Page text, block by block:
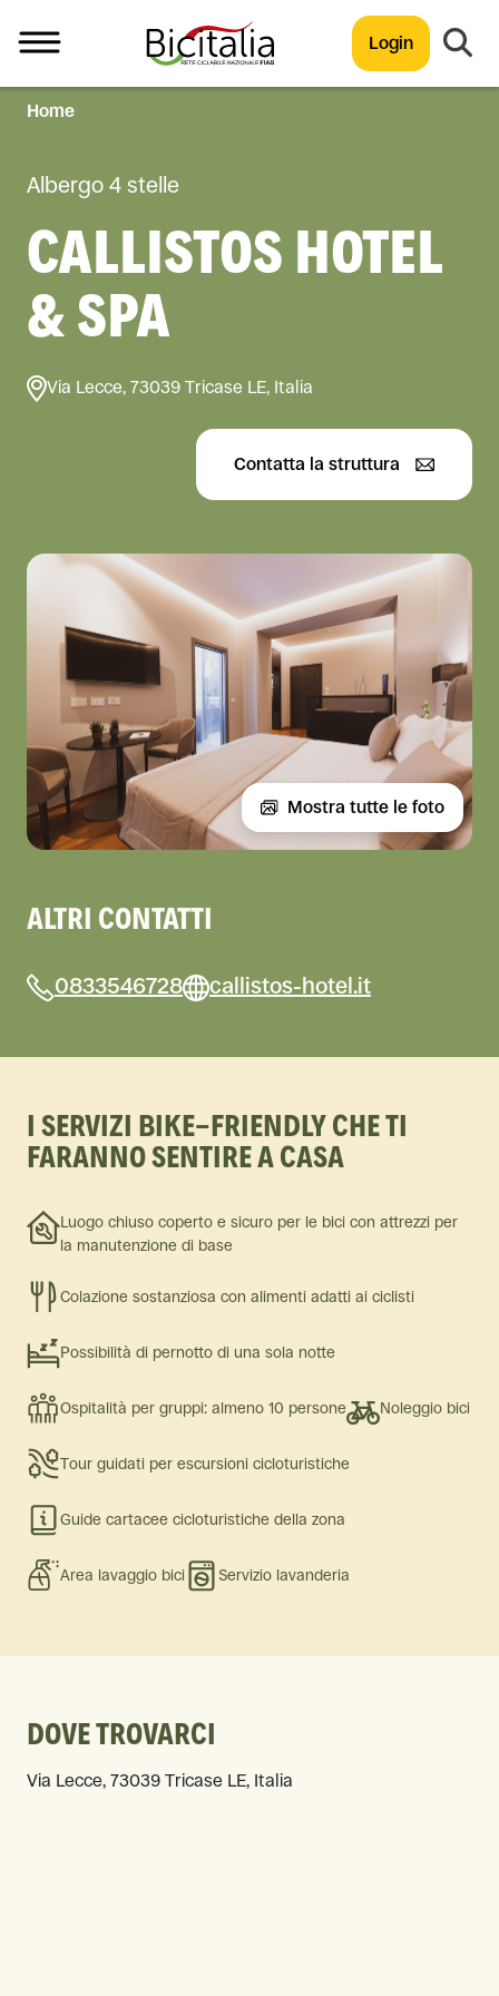
Login
TUTTO
Home
Albergo 4 stelle
CALLISTOS HOTEL
& SPA
Via Lecce, 73039 Tricase LE, Italia
Contatta la struttura
Mostra tutte le foto
ALTRI CONTATTI
0833546728 callistos-hotel.it
I SERVIZI BIKE-FRIENDLY CHE TI
FARANNO SENTIRE A CASA
Luogo chiuso coperto e sicuro per le bici con attrezzi per
la manutenzione di base
Colazione sostanziosa con alimenti adatti ai ciclisti
Possibilità di pernotto di una sola notte
Ospitalità per gruppi: almeno 10 persone Noleggio bici
Tour guidati per escursioni cicloturistiche
Guide cartacee cicloturistiche della zona
Area lavaggio bici Servizio lavanderia
DOVE TROVARCI
Via Lecce, 73039 Tricase LE, Italia